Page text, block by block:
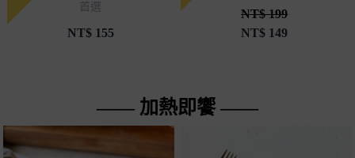
首選
NT$155
NT$ 199
NT$ 149
—— 加熱即饗 ——